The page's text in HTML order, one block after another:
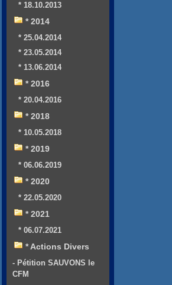
* 18.10.2013
* 2014
* 25.04.2014
* 23.05.2014
* 13.06.2014
* 2016
* 20.04.2016
* 2018
* 10.05.2018
* 2019
* 06.06.2019
* 2020
* 22.05.2020
* 2021
* 06.07.2021
* Actions Divers
- Pétition SAUVONS le
CFM